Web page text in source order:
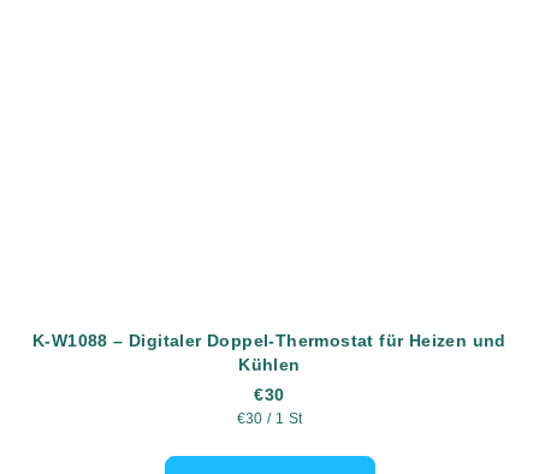
K-W1088 – Digitaler Doppel-Thermostat für Heizen und
Kühlen
€30
Verkaufspreis:
€30 / 1 St